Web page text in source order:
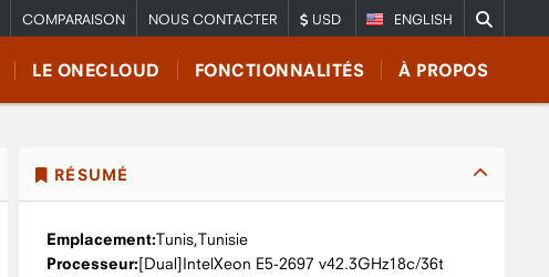
ENGLISH
COMPARAISON NOUS CONTACTER USD
LE ONECLOUD FONCTIONNALITÉS À PROPOS
RÉSUMÉ
Emplacement:Tunis,Tunisie
Processeur:
IntelXeon E5-2697 v42.3GHz18c/36t